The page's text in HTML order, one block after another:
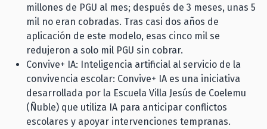
millones de PGU al mes; después de 3 meses, unas 5
mil no eran cobradas. Tras casi dos años de
aplicación de este modelo, esas cinco mil se
redujeron a solo mil PGU sin cobrar.
Convive+ IA: Inteligencia artificial al servicio de la
convivencia escolar: Convive+ IA es una iniciativa
desarrollada por la Escuela Villa Jesús de Coelemu
(Ñuble) que utiliza IA para anticipar conflictos
escolares y apoyar intervenciones tempranas.